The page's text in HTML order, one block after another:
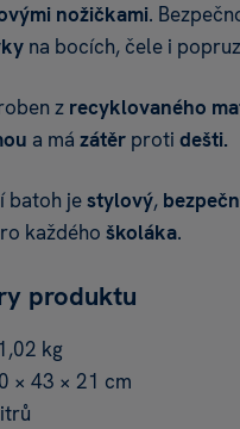
nožičkami.
na bocích, čele i
z recyklovaného
a má zátěr proti dešti.
batoh jestylový,
každého školáka.
produktu
1,02 kg
× 43 × 21 cm